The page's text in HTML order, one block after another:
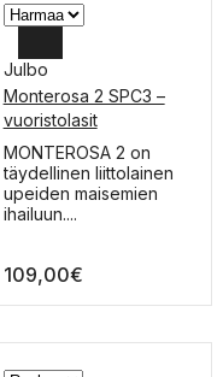
Julbo
Monterosa 2 SPC3 –
vuoristolasit
Tällä
tuotteella
on
useampi
tehdä
MONTEROSA 2 on
täydellinen liittolainen
upeiden maisemien
ihailuun....
109,00€